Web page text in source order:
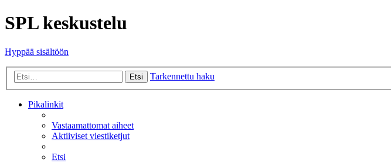
SPL keskustelu
Hyppää sisältöön
Etsi Tarkennettu haku
Pikalinkit
Vastaamattomat aiheet
Aktiiviset viestiketjut
Etsi